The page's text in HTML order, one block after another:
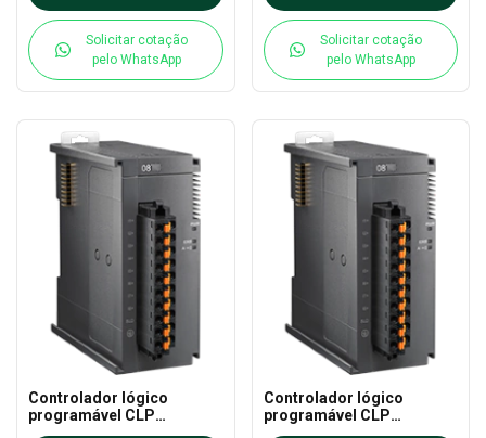
Solicitar cotação
pelo WhatsApp
Solicitar cotação
pelo WhatsApp
Controlador lógico
programável CLP
AS16AN01T-A DELTA - AS
Controlador lógico
programável CLP
AS16AN01R-A DELTA - AS